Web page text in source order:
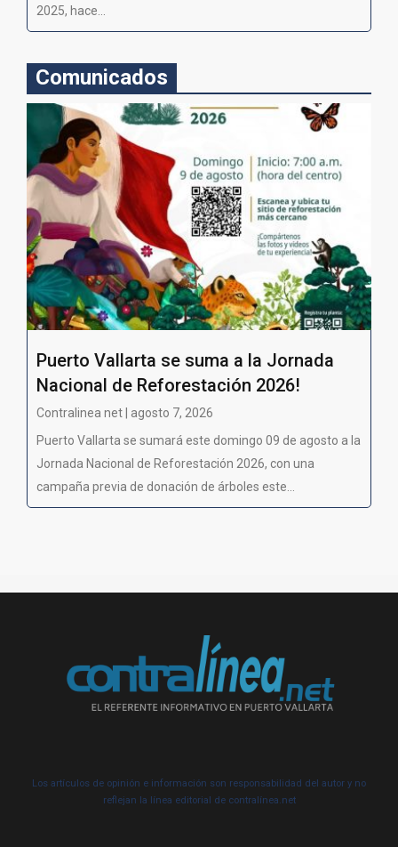
2025, hace...
Comunicados
Puerto Vallarta se suma a la Jornada
Nacional de Reforestación 2026!
Contralinea net | agosto 7, 2026
Puerto Vallarta se sumará este domingo 09 de agosto a la
Jornada Nacional de Reforestación 2026, con una
campaña previa de donación de árboles este...
Los artículos de opinión e información son responsabilidad del autor y no
reflejan la línea editorial de contralínea.net